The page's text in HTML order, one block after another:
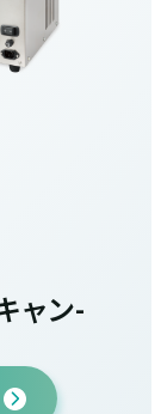
ャン-